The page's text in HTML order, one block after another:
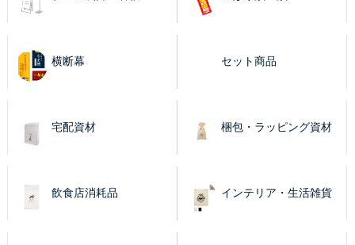
横断幕 セット商品
宅配資材 梱包・ラッピング資材
飲食店消耗品 インテリア・生活雑貨